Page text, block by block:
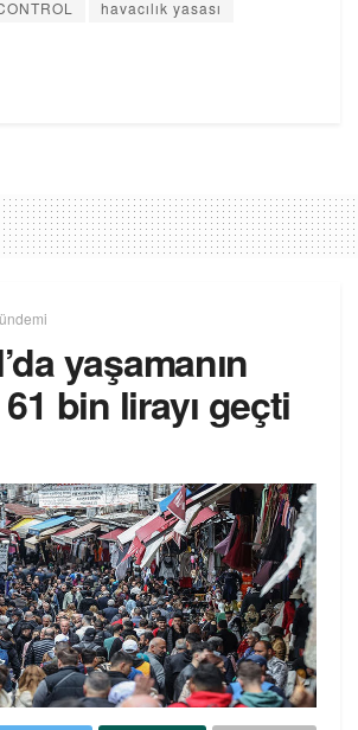
havacılık yasası
yaşamanın
bin lirayı geçti